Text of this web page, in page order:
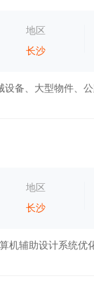
地区
长沙
地区
长沙